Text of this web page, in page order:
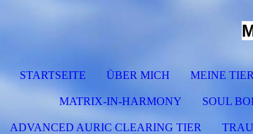
STARTSEITE ÜBER MICH MEINE
MATRIX-IN-HARMONY SOUL
ADVANCED AURIC CLEARING TIER